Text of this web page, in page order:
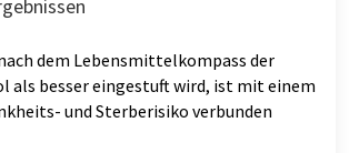
dem Lebensmittelkompass der
als besser eingestuft wird, ist mit einem
und Sterberisiko verbunden